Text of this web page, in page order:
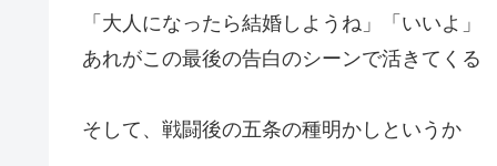
「大人になったら結婚しようね」「いいよ」
あれがこの最後の告白のシーンで活きてくる
そして、戦闘後の五条の種明かしというか